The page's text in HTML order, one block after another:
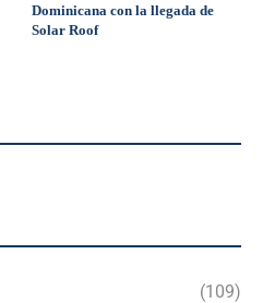
Dominicana con la llegada de
Solar Roof
(109)